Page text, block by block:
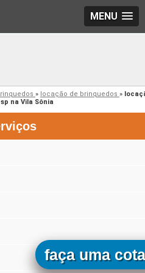
MENU
» locação de brinquedos »
na Vila Sônia
faça uma